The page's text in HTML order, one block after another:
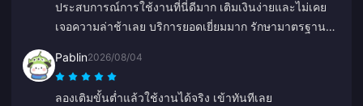
ประสบการณ์การใช้งานที่นี่ดีมาก เติมเงินง่ายและไม่เคย
เจอความล่าช้าเลย บริการยอดเยี่ยมมาก รักษามาตรฐานนี้
Pablin2026/08/04
ลองเติมขั้นต่ำแล้วใช้งานได้จริง เข้าทันทีเลย